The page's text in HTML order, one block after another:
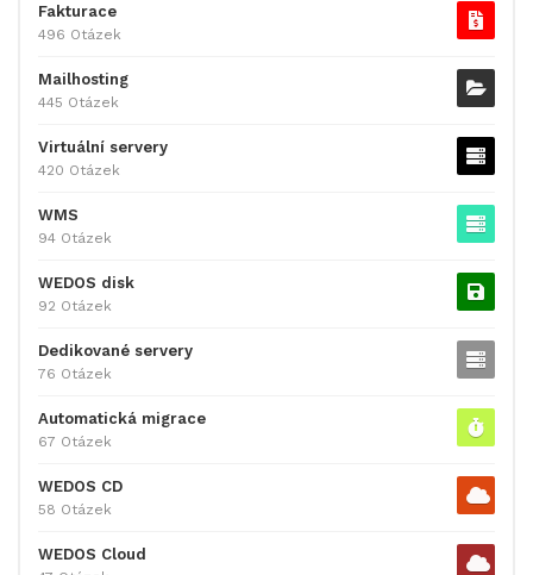
Fakturace
496 Otázek
Mailhosting
445 Otázek
Virtuální servery
420 Otázek
WMS
94 Otázek
WEDOS disk
92 Otázek
Dedikované servery
76 Otázek
Automatická migrace
67 Otázek
WEDOS CD
58 Otázek
WEDOS Cloud